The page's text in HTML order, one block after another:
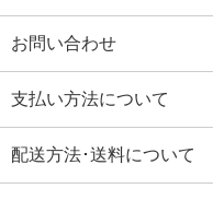
お問い合わせ
支払い方法について
配送方法･送料について